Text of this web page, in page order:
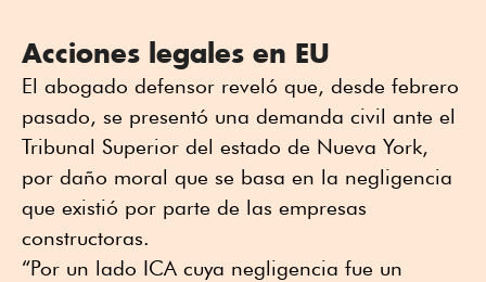
Acciones legales en EU
El abogado defensor reveló que, desde febrero
pasado, se presentó una demanda civil ante el
Tribunal Superior del estado de Nueva York,
por daño moral que se basa en la negligencia
que existió por parte de las empresas
constructoras.
“Por un lado ICA cuya negligencia fue un